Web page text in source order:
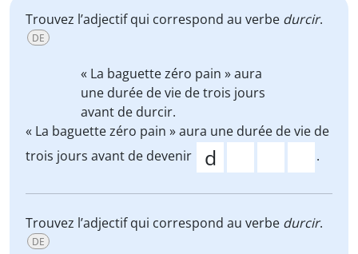
Trouvez l’adjectif qui correspond au verbe durcir.
DE
« La baguette zéro pain » aura
une durée de vie de trois jours
avant de durcir.
« La baguette zéro pain » aura une durée de vie de
trois jours avant de devenir
.
Trouvez l’adjectif qui correspond au verbe durcir.
DE